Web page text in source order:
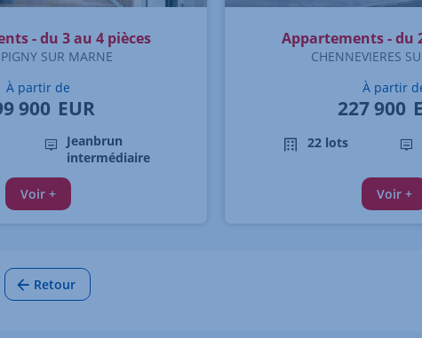
- du 3 au 4 pièces
SUR MARNE
À partir de
900 EUR
Jeanbrun
intermédiaire
Voir +
Appartements - du
CHENNEVIERES
À partir
227 900
22 lots
Voir +
Retour